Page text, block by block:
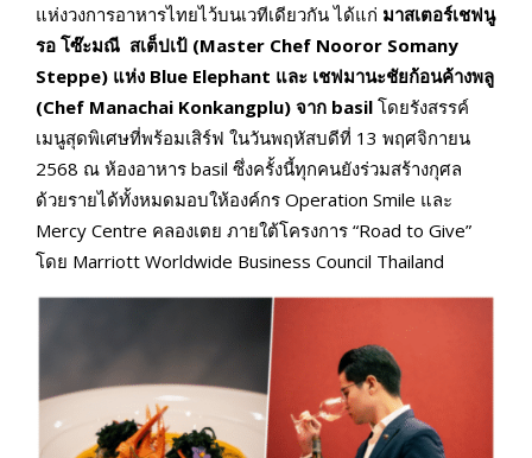
แห่งวงการอาหารไทยไว้บนเวทีเดียวกัน ได้แก่ มาสเตอร์เชฟนู
รอ โซ๊ะมณี สเต็ปเป้ (Master Chef Nooror Somany
Steppe) แห่ง Blue Elephant และ เชฟมานะชัยก้อนค้างพลู
(Chef Manachai Konkangplu) จาก basil โดยรังสรรค์
เมนูสุดพิเศษที่พร้อมเสิร์ฟ ในวันพฤหัสบดีที่ 13 พฤศจิกายน
2568 ณ ห้องอาหาร basil ซึ่งครั้งนี้ทุกคนยังร่วมสร้างกุศล
ด้วยรายได้ทั้งหมดมอบให้องค์กร Operation Smile และ
Mercy Centre คลองเตย ภายใต้โครงการ “Road to Give”
โดย Marriott Worldwide Business Council Thailand